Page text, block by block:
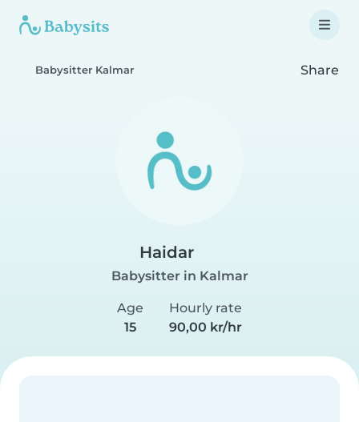
Babysitter Kalmar Share
Haidar
Babysitter in Kalmar
Age
15
Hourly rate
90,00 kr/hr